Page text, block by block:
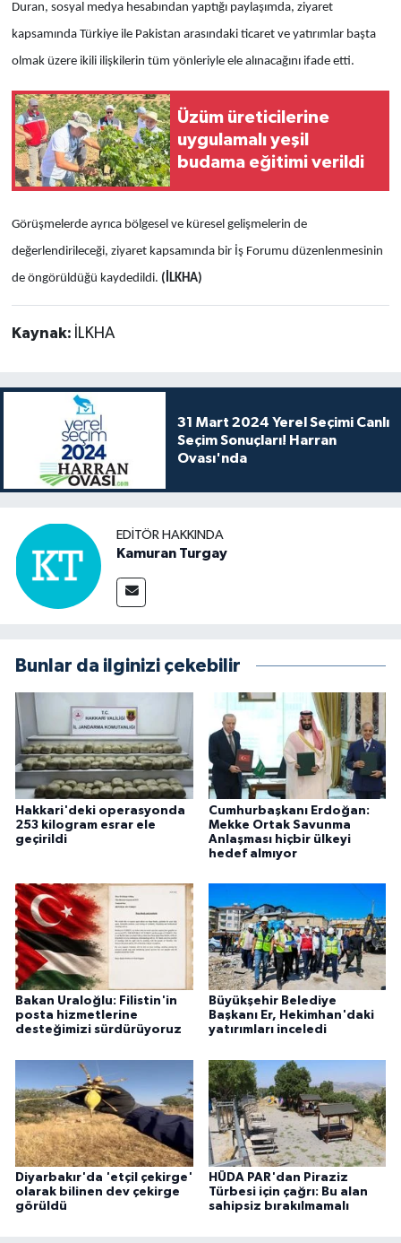
Duran, sosyal medya hesabından yaptığı paylaşımda, ziyaret
kapsamında Türkiye ile Pakistan arasındaki ticaret ve yatırımlar başta
olmak üzere ikili ilişkilerin tüm yönleriyle ele alınacağını ifade etti.
Üzüm üreticilerine
uygulamalı yeşil
budama eğitimi verildi
Görüşmelerde ayrıca bölgesel ve küresel gelişmelerin de
değerlendirileceği, ziyaret kapsamında bir İş Forumu düzenlenmesinin
de öngörüldüğü kaydedildi. (İLKHA)
Kaynak: İLKHA
31 Mart 2024 Yerel Seçimi Canlı
Seçim Sonuçları! Harran
Ovası'nda
EDITÖR HAKKINDA
Kamuran Turgay
Bunlar da ilginizi çekebilir
Hakkari'deki operasyonda
253 kilogram esrar ele
geçirildi
Cumhurbaşkanı Erdoğan:
Mekke Ortak Savunma
Anlaşması hiçbir ülkeyi
hedef almıyor
Bakan Uraloğlu: Filistin'in
posta hizmetlerine
desteğimizi sürdürüyoruz
Büyükşehir Belediye
Başkanı Er, Hekimhan'daki
yatırımları inceledi
Diyarbakır'da 'etçil çekirge'
olarak bilinen dev çekirge
görüldü
HÜDA PAR'dan Piraziz
Türbesi için çağrı: Bu alan
sahipsiz bırakılmamalı